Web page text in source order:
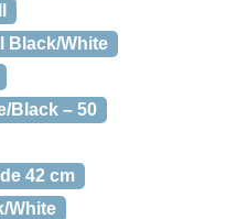
Black/White
Black – 50
42 cm
White